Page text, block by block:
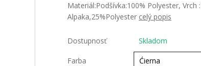
Materiál:Podšívka:100% Polyester, Vrch
Alpaka,25%Polyester celý popis
Dostupnosť Skladom
Farba